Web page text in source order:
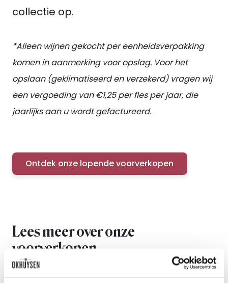
collectie op.
*Alleen wijnen gekocht per eenheidsverpakking
komen in aanmerking voor opslag. Voor het
opslaan (geklimatiseerd en verzekerd) vragen wij
een vergoeding van €1,25 per fles per jaar, die
jaarlijks aan u wordt gefactureerd.
Ontdek onze lopende voorverkopen
Lees meer over onze
voorverkopen